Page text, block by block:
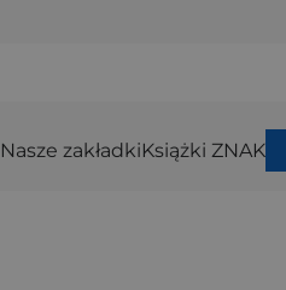
Nasze zakładkiKsiążki ZNAK